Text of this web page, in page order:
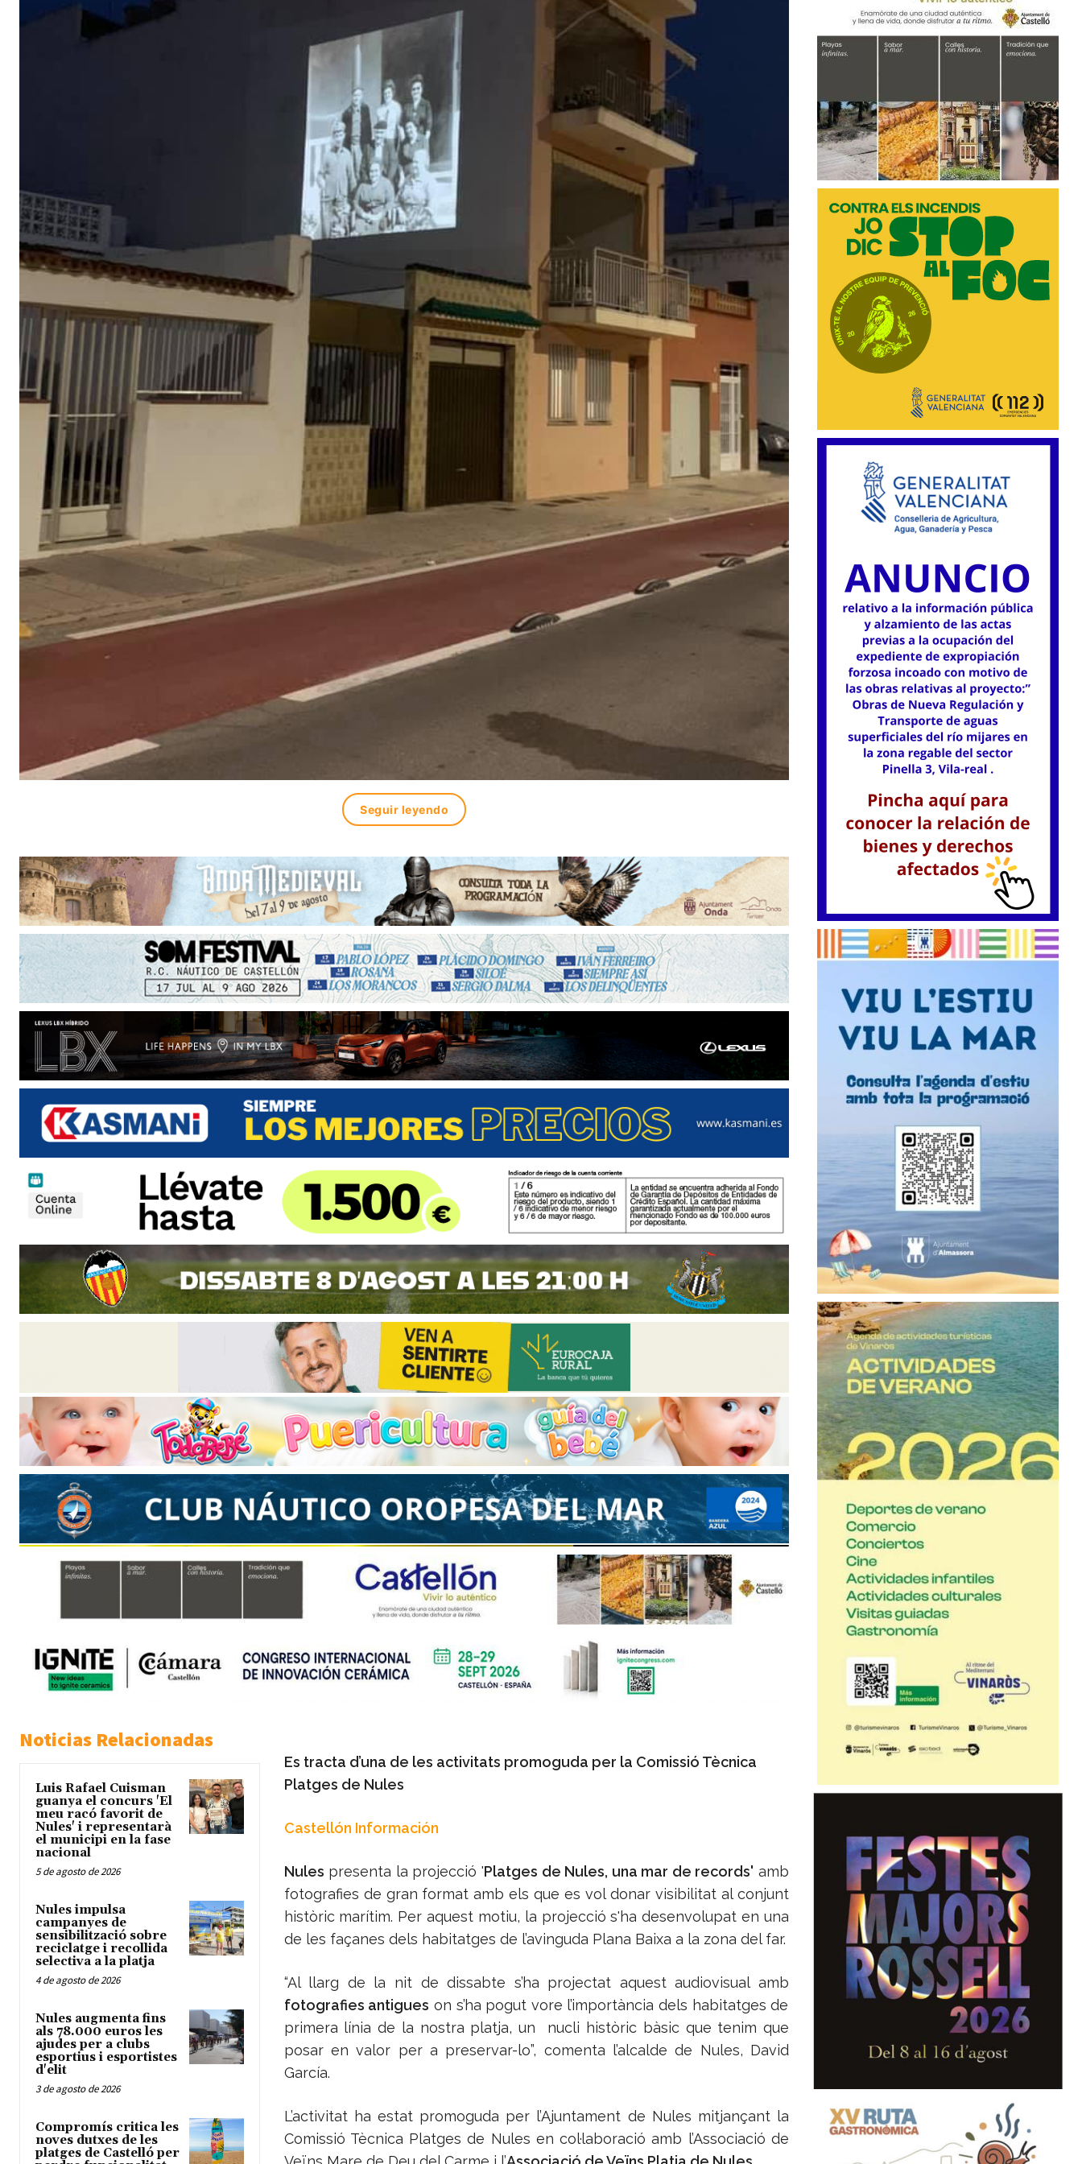
Seguir leyendo
Noticias Relacionadas
Luis Rafael Cuisman
guanya el concurs 'El
meu racó favorit de
Nules' i representarà
el municipi en la fase
nacional
5 de agosto de 2026
Nules impulsa
campanyes de
sensibilització sobre
reciclatge i recollida
selectiva a la platja
4 de agosto de 2026
Nules augmenta fins
als 78.000 euros les
ajudes per a clubs
esportius i esportistes
d'elit
3 de agosto de 2026
Compromís critica les
noves dutxes de les
platges de Castelló per
Es tracta d’una de les activitats promoguda per la Comissió Tècnica
Platges de Nules
Castellón Información
Nules presenta la projecció 'Platges de Nules, una mar de records' amb
fotografies de gran format amb els que es vol donar visibilitat al conjunt
històric marítim. Per aquest motiu, la projecció s'ha desenvolupat en una
de les façanes dels habitatges de l’avinguda Plana Baixa a la zona del far.
“Al llarg de la nit de dissabte s’ha projectat aquest audiovisual amb
fotografies antigues on s’ha pogut vore l’importància dels habitatges de
primera línia de la nostra platja, un nucli històric bàsic que tenim que
posar en valor per a preservar-lo”, comenta l’alcalde de Nules, David
García.
L’activitat ha estat promoguda per l’Ajuntament de Nules mitjançant la
Comissió Tècnica Platges de Nules en col·laboració amb l’Associació de